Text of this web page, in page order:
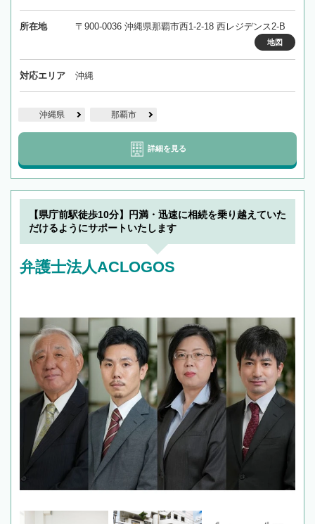
所在地 〒900-0036 沖縄県那覇市西1-2-18 西レジデンス2-B
地図
対応エリア 沖縄
沖縄県 那覇市
詳細を見る
【県庁前駅徒歩10分】円満・迅速に相続を乗り越えていた
だけるようにサポートいたします
弁護士法人ACLOGOS